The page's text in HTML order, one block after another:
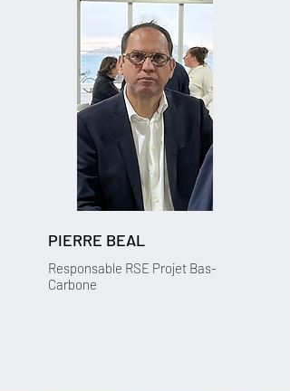
PIERRE BEAL
Responsable RSE Projet Bas-
Carbone